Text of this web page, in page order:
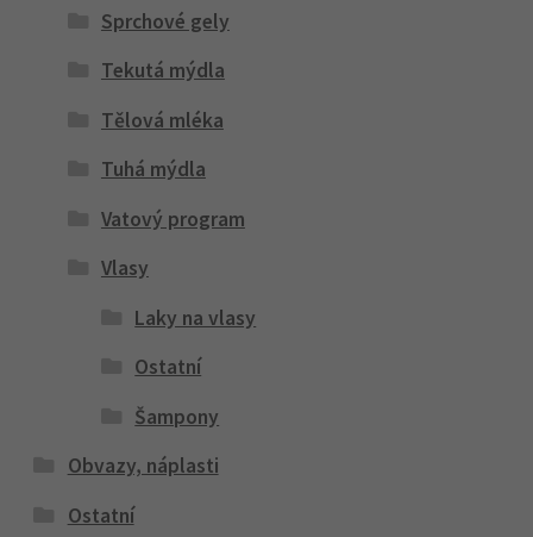
Sprchové gely
Tekutá mýdla
Tělová mléka
Tuhá mýdla
Vatový program
Vlasy
Laky na vlasy
Ostatní
Šampony
Obvazy, náplasti
Ostatní